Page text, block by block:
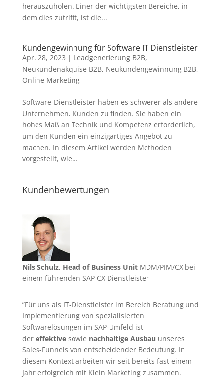
herauszuholen. Einer der wichtigsten Bereiche, in
dem dies zutrifft, ist die...
Kundengewinnung für Software IT Dienstleister
Apr. 28, 2023 | Leadgenerierung B2B,
Neukundenakquise B2B, Neukundengewinnung B2B,
Online Marketing
Software-Dienstleister haben es schwerer als andere
Unternehmen, Kunden zu finden. Sie haben ein
hohes Maß an Technik und Kompetenz erforderlich,
um den Kunden ein einzigartiges Angebot zu
machen. In diesem Artikel werden Methoden
vorgestellt, wie...
Kundenbewertungen
Nils Schulz, Head of Business UnitMDM/PIM/CX bei
einem führenden SAP CX Dienstleister
”Für uns als IT-Dienstleister im Bereich Beratung und
Implementierung von spezialisierten
Softwarelösungen im SAP-Umfeld ist
der effektive sowie nachhaltige Ausbau unseres
Sales-Funnels von entscheidender Bedeutung. In
diesem Kontext arbeiten wir seit bereits fast einem
Jahr erfolgreich mit Klein Marketing zusammen.